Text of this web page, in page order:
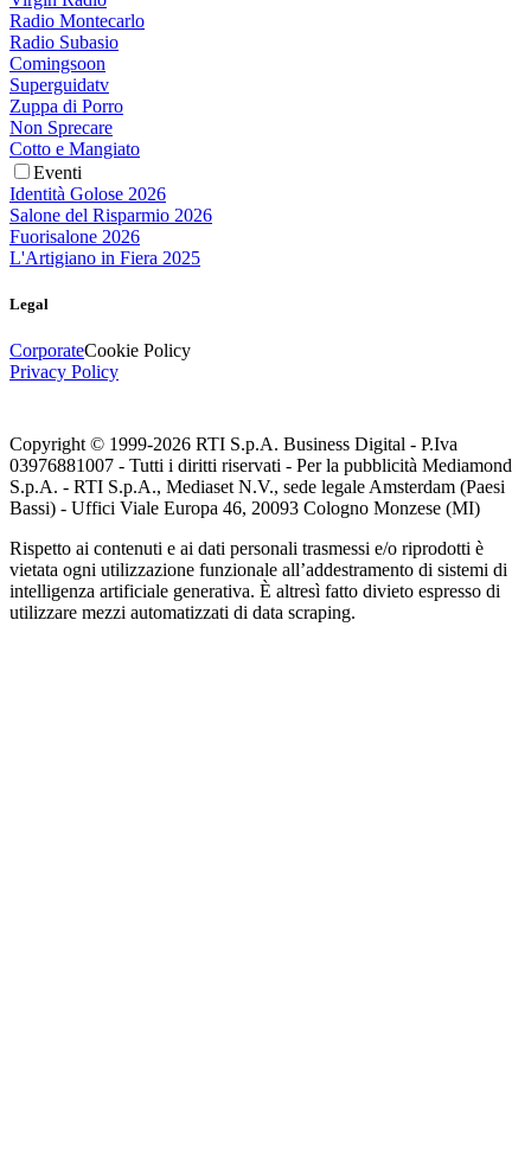
Radio Montecarlo
Radio Subasio
Comingsoon
Superguidatv
Zuppa di Porro
Non Sprecare
Cotto e Mangiato
Eventi
Identità Golose 2026
Salone del Risparmio 2026
Fuorisalone 2026
L'Artigiano in Fiera 2025
Legal
CorporateCookie Policy
Privacy Policy
Copyright © 1999-2026 RTI S.p.A. Business Digital - P.Iva
03976881007 - Tutti i diritti riservati - Per la pubblicità Mediamond
S.p.A. - RTI S.p.A., Mediaset N.V., sede legale Amsterdam (Paesi
Bassi) - Uffici Viale Europa 46, 20093 Cologno Monzese (MI)
Rispetto ai contenuti e ai dati personali trasmessi e/o riprodotti è
vietata ogni utilizzazione funzionale all’addestramento di sistemi di
intelligenza artificiale generativa. È altresì fatto divieto espresso di
utilizzare mezzi automatizzati di data scraping.